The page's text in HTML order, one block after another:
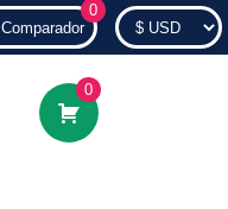
0
Comparador
0